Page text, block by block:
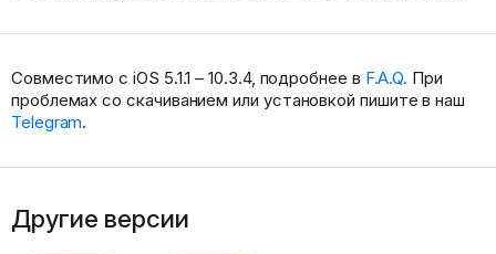
Совместимо с iOS 5.1.1 – 10.3.4, подробнее в F.A.Q. При
проблемах со скачиванием или установкой пишите в наш
Telegram.
Другие версии